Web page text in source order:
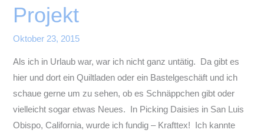
Projekt
Oktober 23, 2015
Als ich in Urlaub war, war ich nicht ganz untätig. Da gibt es
hier und dort ein Quiltladen oder ein Bastelgeschäft und ich
schaue gerne um zu sehen, ob es Schnäppchen gibt oder
vielleicht sogar etwas Neues. In Picking Daisies in San Luis
Obispo, California, wurde ich fundig – Krafttex! Ich kannte